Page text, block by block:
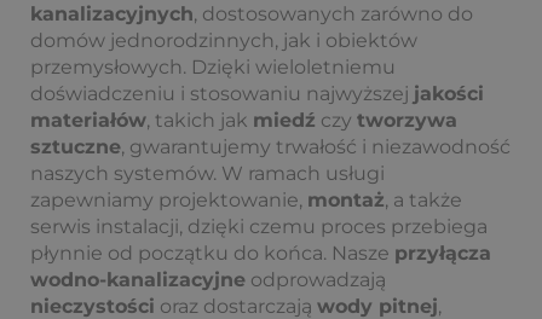
kanalizacyjnych, dostosowanych zarówno do
domów jednorodzinnych, jak i obiektów
przemysłowych. Dzięki wieloletniemu
doświadczeniu i stosowaniu najwyższej jakości
materiałów, takich jak miedź czy tworzywa
sztuczne, gwarantujemy trwałość i niezawodność
naszych systemów. W ramach usługi
zapewniamy projektowanie, montaż, a także
serwis instalacji, dzięki czemu proces przebiega
płynnie od początku do końca. Nasze przyłącza
wodno-kanalizacyjne odprowadzają
nieczystości oraz dostarczają wody pitnej,